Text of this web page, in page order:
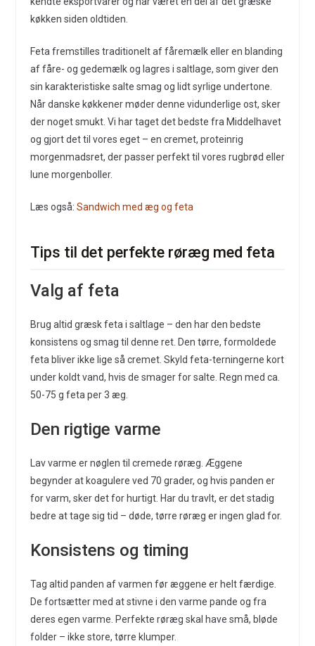
køkken siden oldtiden.
Feta fremstilles traditionelt af fåremælk eller en blanding
af fåre- og gedemælk og lagres i saltlage, som giver den
sin karakteristiske salte smag og lidt syrlige undertone.
Når danske køkkener møder denne vidunderlige ost, sker
der noget smukt. Vi har taget det bedste fra Middelhavet
og gjort det til vores eget – en cremet, proteinrig
morgenmadsret, der passer perfekt til vores rugbrød eller
lune morgenboller.
Læs også: Sandwich med æg og feta
Tips til det perfekte røræg med feta
Valg af feta
Brug altid græsk feta i saltlage – den har den bedste
konsistens og smag til denne ret. Den tørre, formoldede
feta bliver ikke lige så cremet. Skyld feta-terningerne kort
under koldt vand, hvis de smager for salte. Regn med ca.
50-75 g feta per 3 æg.
Den rigtige varme
Lav varme er nøglen til cremede røræg. Æggene
begynder at koagulere ved 70 grader, og hvis panden er
for varm, sker det for hurtigt. Har du travlt, er det stadig
bedre at tage sig tid – døde, tørre røræg er ingen glad for.
Konsistens og timing
Tag altid panden af varmen før æggene er helt færdige.
De fortsætter med at stivne i den varme pande og fra
deres egen varme. Perfekte røræg skal have små, bløde
folder – ikke store, tørre klumper.